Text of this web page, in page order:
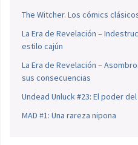
The Witcher. Los cómics
La Era de Revelación –
estilo cajún
La Era de Revelación –
sus consecuencias
Undead Unluck #23: El poder
MAD #1: Una rareza nipona